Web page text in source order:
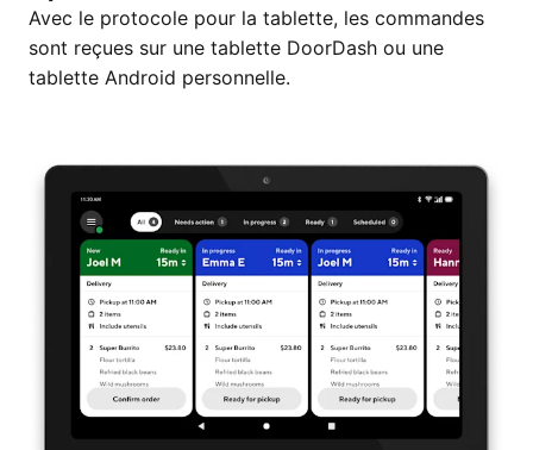
Avec le protocole pour la tablette, les commandes
sont reçues sur une tablette DoorDash ou une
tablette Android personnelle.